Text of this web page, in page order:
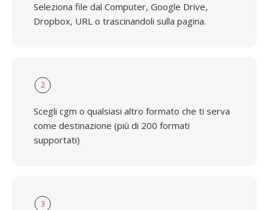
Seleziona file dal Computer, Google Drive,
Dropbox, URL o trascinandoli sulla pagina.
2
Scegli cgm o qualsiasi altro formato che ti serva
come destinazione (più di 200 formati
supportati)
3